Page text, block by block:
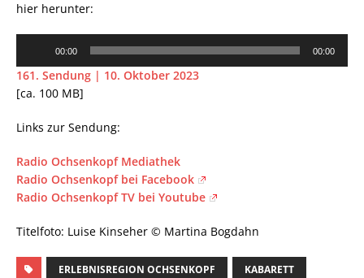
hier herunter:
00:00 00:00
161. Sendung | 10. Oktober 2023
[ca. 100 MB]
Links zur Sendung:
Radio Ochsenkopf Mediathek
Radio Ochsenkopf bei Facebook
Radio Ochsenkopf TV bei Youtube
Titelfoto: Luise Kinseher © Martina Bogdahn
ERLEBNISREGION OCHSENKOPF KABARETT